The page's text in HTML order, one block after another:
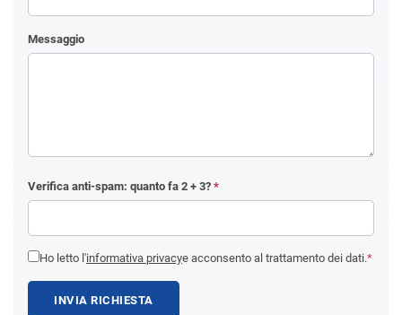
Messaggio
Verifica anti-spam: quanto fa 2 + 3? *
Ho letto l'informativa privacye acconsento al trattamento dei dati.*
INVIA RICHIESTA